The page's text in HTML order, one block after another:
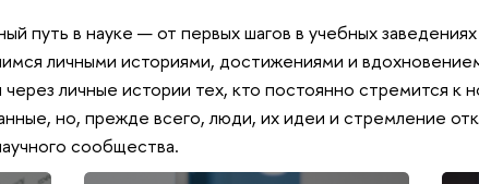
путь в науке — от первых шагов в учебных
личными историями, достижениями и
через личные истории тех, кто постоянно стремится
но, прежде всего, люди, их идеи и стремление
сообщества.